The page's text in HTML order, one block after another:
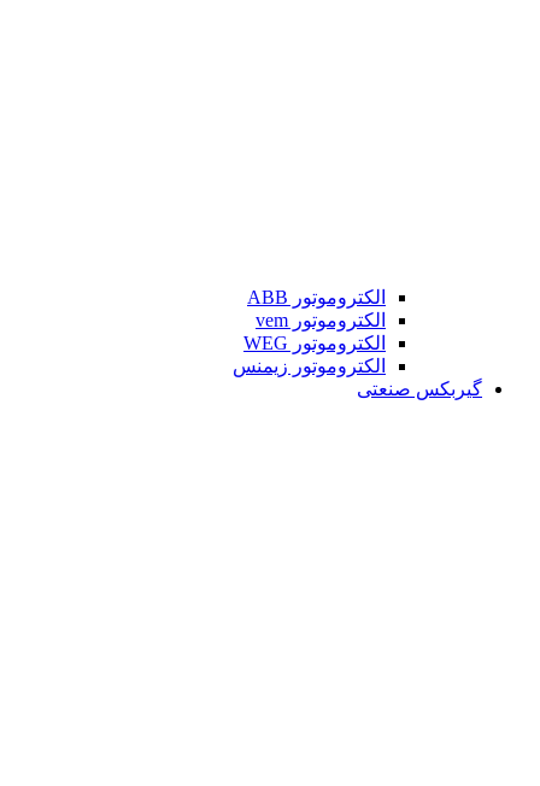
الکتروموتور ABB
الکتروموتور vem
الکتروموتور WEG
الکتروموتور زیمنس
گیربکس صنعتی